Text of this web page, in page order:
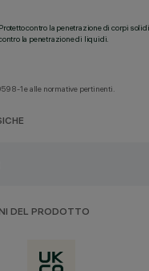
Protetto contro la penetrazione di corpi
la penetrazione di liquidi.
1 e alle normative pertinenti.
DEL PRODOTTO